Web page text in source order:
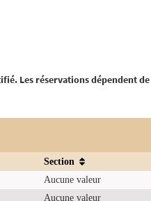
Les réservations dépendent
Section
Aucune valeur
Aucune valeur